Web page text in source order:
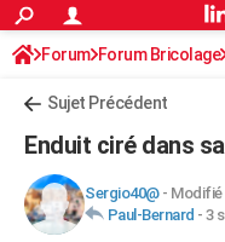
ACTUALITÉS
Politique
Société
Faits Divers
Education
Monde
Villes
+
FINANCE
Retraite
Impôts
Epargne
Immobilier
Risques naturels par ville
Banque
Assurance
Crédit
AUTO
Forum Forum Bricolage
Sujet Précédent
Enduit ciré dans
Sergio40@- Modifié
Paul-Bernard - 3